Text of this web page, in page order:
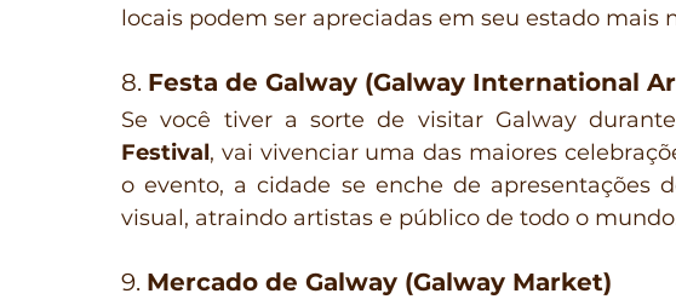
locais podem ser apreciadas em seu estado mais
8. Festa de Galway (Galway International
Se você tiver a sorte de visitar Galway
Festival, vai vivenciar uma das maiores
o evento, a cidade se enche de apresentações
visual, atraindo artistas e público de todo o
9. Mercado de Galway (Galway Market)